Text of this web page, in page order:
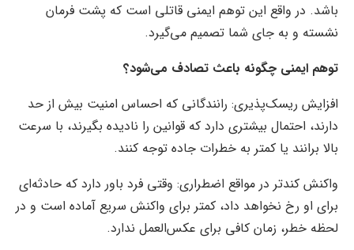
باشد. در واقع این توهم ایمنی قاتلی است که پشت فرمان
نشسته و به جای شما تصمیم می‌گیرد.
توهم ایمنی چگونه باعث تصادف می‌شود؟
افزایش ریسک‌پذیری: رانندگانی که احساس امنیت بیش از حد
دارند، احتمال بیشتری دارد که قوانین را نادیده بگیرند، با سرعت
بالا برانند یا کمتر به خطرات جاده توجه کنند.
واکنش کندتر در مواقع اضطراری: وقتی فرد باور دارد که حادثه‌ای
برای او رخ نخواهد داد، کمتر برای واکنش سریع آماده است و در
لحظه خطر، زمان کافی برای عکس‌العمل ندارد.